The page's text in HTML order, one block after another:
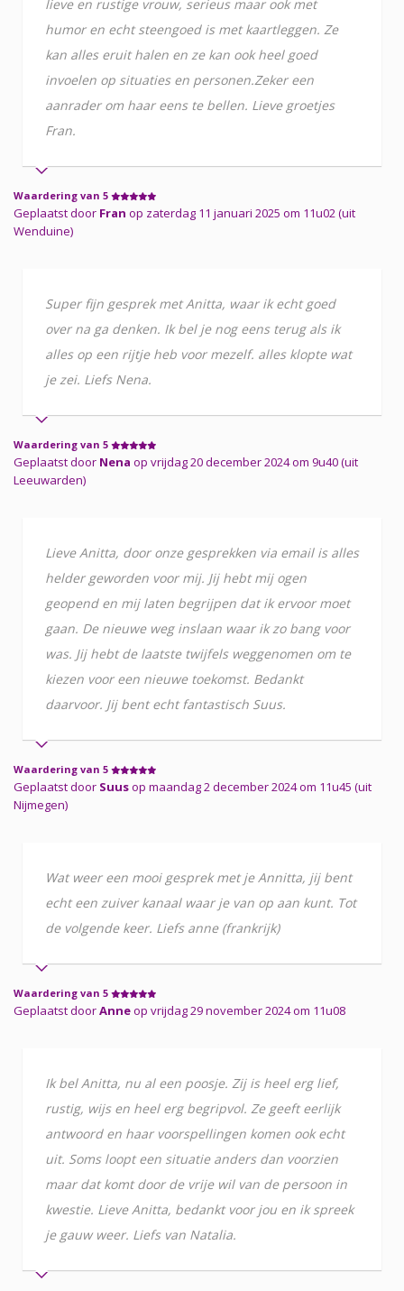
lieve en rustige vrouw, serieus maar ook met
humor en echt steengoed is met kaartleggen. Ze
kan alles eruit halen en ze kan ook heel goed
invoelen op situaties en personen.Zeker een
aanrader om haar eens te bellen. Lieve groetjes
Fran.
Waardering van 5
Geplaatst door Fran op zaterdag 11 januari 2025 om 11u02 (uit
Wenduine)
Super fijn gesprek met Anitta, waar ik echt goed
over na ga denken. Ik bel je nog eens terug als ik
alles op een rijtje heb voor mezelf. alles klopte wat
je zei. Liefs Nena.
Waardering van 5
Geplaatst door Nena op vrijdag 20 december 2024 om 9u40 (uit
Leeuwarden)
Lieve Anitta, door onze gesprekken via email is alles
helder geworden voor mij. Jij hebt mij ogen
geopend en mij laten begrijpen dat ik ervoor moet
gaan. De nieuwe weg inslaan waar ik zo bang voor
was. Jij hebt de laatste twijfels weggenomen om te
kiezen voor een nieuwe toekomst. Bedankt
daarvoor. Jij bent echt fantastisch Suus.
Waardering van 5
Geplaatst door Suusop maandag 2 december 2024 om 11u45 (uit
Nijmegen)
Wat weer een mooi gesprek met je Annitta, jij bent
echt een zuiver kanaal waar je van op aan kunt. Tot
de volgende keer. Liefs anne (frankrijk)
Waardering van 5
Geplaatst doorAnneop vrijdag 29 november 2024 om 11u08
Ik bel Anitta, nu al een poosje. Zij is heel erg lief,
rustig, wijs en heel erg begripvol. Ze geeft eerlijk
antwoord en haar voorspellingen komen ook echt
uit. Soms loopt een situatie anders dan voorzien
maar dat komt door de vrije wil van de persoon in
kwestie. Lieve Anitta, bedankt voor jou en ik spreek
je gauw weer. Liefs van Natalia.